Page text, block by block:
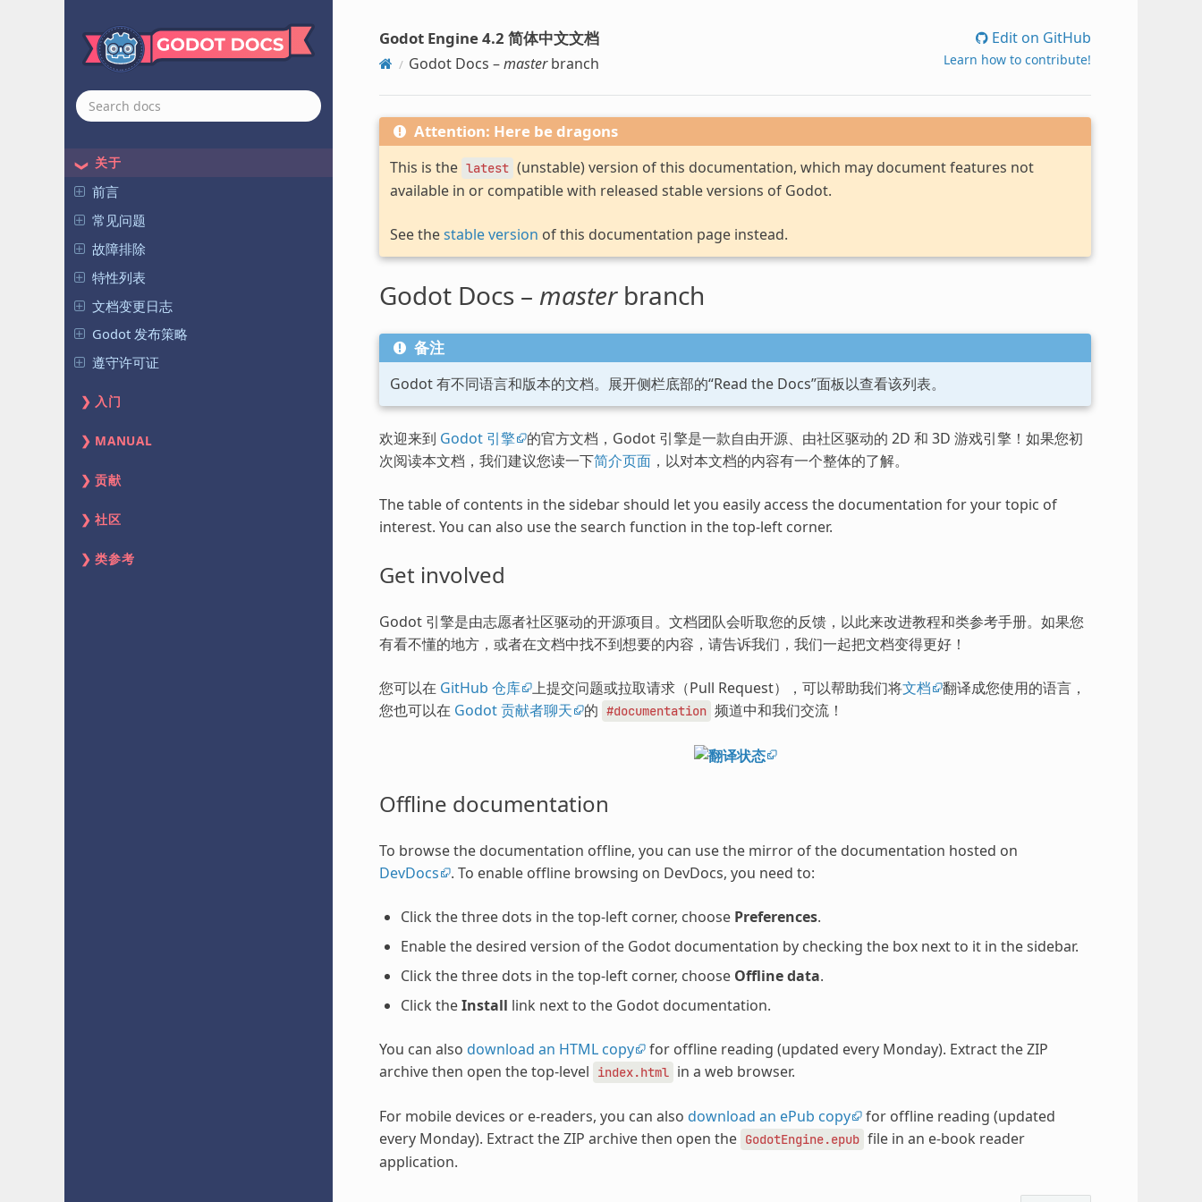
关于
前言
常见问题
故障排除
特性列表
文档变更日志
Godot 发布策略
遵守许可证
入门
MANUAL
贡献
社区
类参考
Godot Engine 4.2 简体中文文档
Godot Docs –masterbranch
Edit on GitHub
Learn how to contribute!
Attention: Here be dragons
This is the latest (unstable) version of this documentation, which may document features not
available in or compatible with released stable versions of Godot.
See thestable version of this documentation page instead.
Godot Docs – masterbranch
备注
Godot 有不同语言和版本的文档。展开侧栏底部的“Read the Docs”面板以查看该列表。
欢迎来到 Godot 引擎 的官方文档，Godot 引擎是一款自由开源、由社区驱动的 2D 和 3D 游戏引擎！如果您初
次阅读本文档，我们建议您读一下简介页面，以对本文档的内容有一个整体的了解。
The table of contents in the sidebar should let you easily access the documentation for your topic of
interest. You can also use the search function in the top-left corner.
Get involved
Godot 引擎是由志愿者社区驱动的开源项目。文档团队会听取您的反馈，以此来改进教程和类参考手册。如果您
有看不懂的地方，或者在文档中找不到想要的内容，请告诉我们，我们一起把文档变得更好！
您可以在 GitHub 仓库 上提交问题或拉取请求（Pull Request），可以帮助我们将文档
翻译成您使用的语言，
您也可以在 Godot 贡献者聊天 的 #documentation 频道中和我们交流！
Offline documentation
To browse the documentation offline, you can use the mirror of the documentation hosted on
DevDocs
. To enable offline browsing on DevDocs, you need to:
Click the three dots in the top-left corner, choose Preferences.
Enable the desired version of the Godot documentation by checking the box next to it in the sidebar.
Click the three dots in the top-left corner, choose Offline data.
Click theInstall link next to the Godot documentation.
You can also download an HTML copy for offline reading (updated every Monday). Extract the ZIP
archive then open the top-level
index.html in a web browser.
For mobile devices or e-readers, you can also download an ePub copy for offline reading (updated
every Monday). Extract the ZIP archive then open the GodotEngine.epub file in an e-book reader
application.